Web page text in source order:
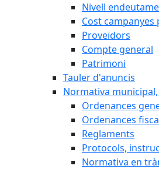
Nivell
Cost
Proveïdors
Compte general
Patrimoni
Tauler d'anuncis
Normativa
Ordenances
Ordenances
Reglaments
Protocols,
Normativa en